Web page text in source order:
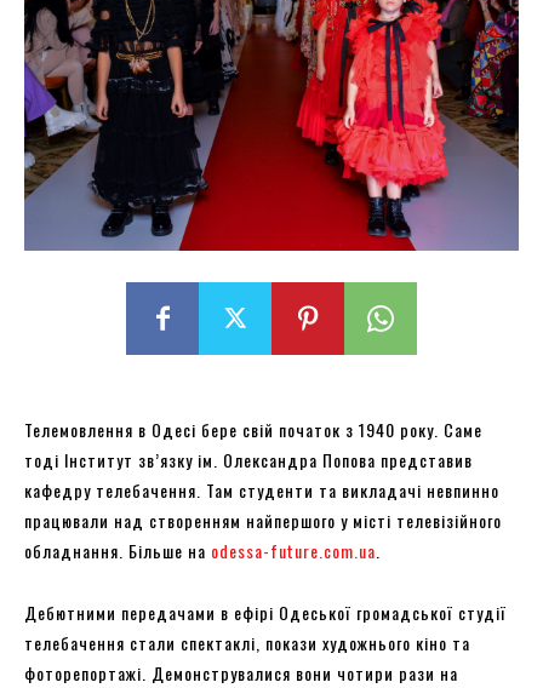
Телемовлення в Одесі бере свій початок з 1940 року. Саме
тоді Інститут зв’язку ім. Олександра Попова представив
кафедру телебачення. Там студенти та викладачі невпинно
працювали над створенням найпершого у місті телевізійного
обладнання. Більше на odessa-future.com.ua
Дебютними передачами в ефірі Одеської громадської студії
телебачення стали спектаклі, покази художнього кіно та
фоторепортажі. Демонструвалися вони чотири рази на